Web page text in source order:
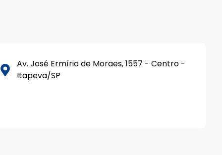
Av. José Ermírio de Moraes, 1557 - Centro -
Itapeva/SP